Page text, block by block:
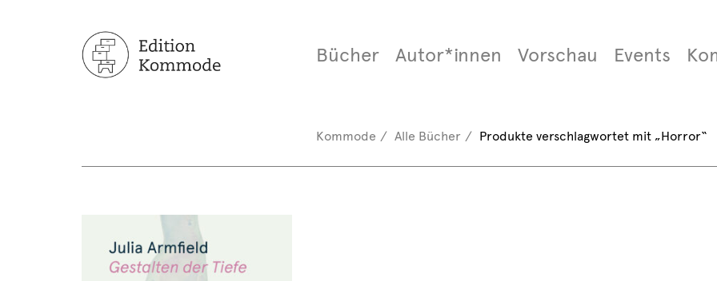
Bücher Autor*innen Vorschau Events
Kommode Alle Bücher Produkte verschlagwortet mit „Horror“